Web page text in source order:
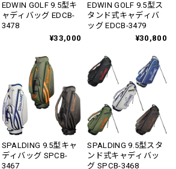
EDWIN GOLF 9.5型キ
ャディバッグ EDCB-
3478
¥33,000
EDWIN GOLF 9.5型ス
タンド式キャディバ
ッグ EDCB-3479
¥30,800
SPALDING 9.5型キャ
ディバッグ SPCB-
3467
SPALDING 9.5型スタ
ンド式キャディバッ
グ SPCB-3468